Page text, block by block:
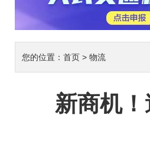
您的位置： 首页 > 物流
新商机